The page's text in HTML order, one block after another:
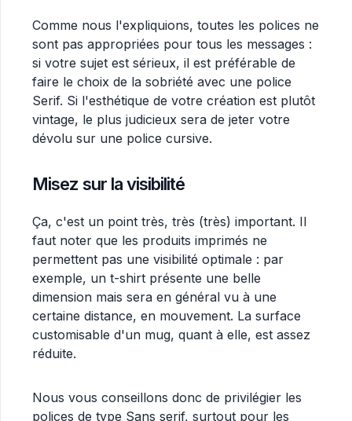
Comme nous l'expliquions, toutes les polices ne
sont pas appropriées pour tous les messages :
si votre sujet est sérieux, il est préférable de
faire le choix de la sobriété avec une police
Serif. Si l'esthétique de votre création est plutôt
vintage, le plus judicieux sera de jeter votre
dévolu sur une police cursive.
Misez sur la visibilité
Ça, c'est un point très, très (très) important. Il
faut noter que les produits imprimés ne
permettent pas une visibilité optimale : par
exemple, un t-shirt présente une belle
dimension mais sera en général vu à une
certaine distance, en mouvement. La surface
customisable d'un mug, quant à elle, est assez
réduite.
Nous vous conseillons donc de privilégier les
polices de type Sans serif, surtout pour les